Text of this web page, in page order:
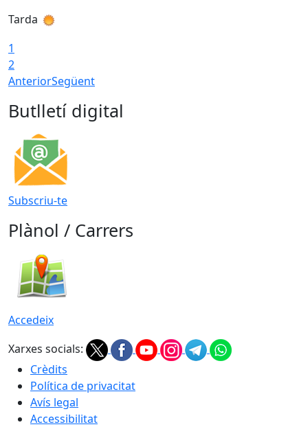
Tarda
1
2
AnteriorSegüent
Butlletí digital
Subscriu-te
Plànol / Carrers
Accedeix
Xarxes socials:
Crèdits
Política de privacitat
Avís legal
Accessibilitat